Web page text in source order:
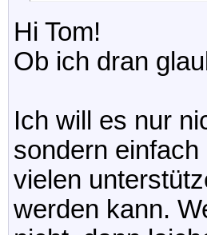
Hi Tom!
Ob ich dran
Ich will es nur
sondern
vielen
werden kann.